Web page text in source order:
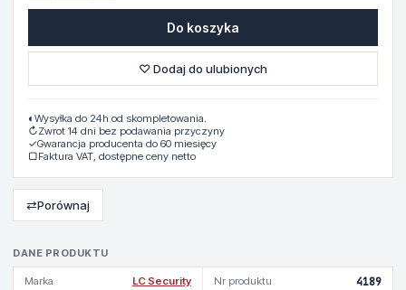
DANE PRODUKTU
Marka LC Security Nr produktu 4189
Do koszyka
♡ Dodaj do ulubionych
◐ Wysyłka do 24h od skompletowania.
↻Zwrot 14 dni bez podawania przyczyny
✓Gwarancja producenta do 60 miesięcy
▢Faktura VAT, dostępne ceny netto
⇄Porównaj